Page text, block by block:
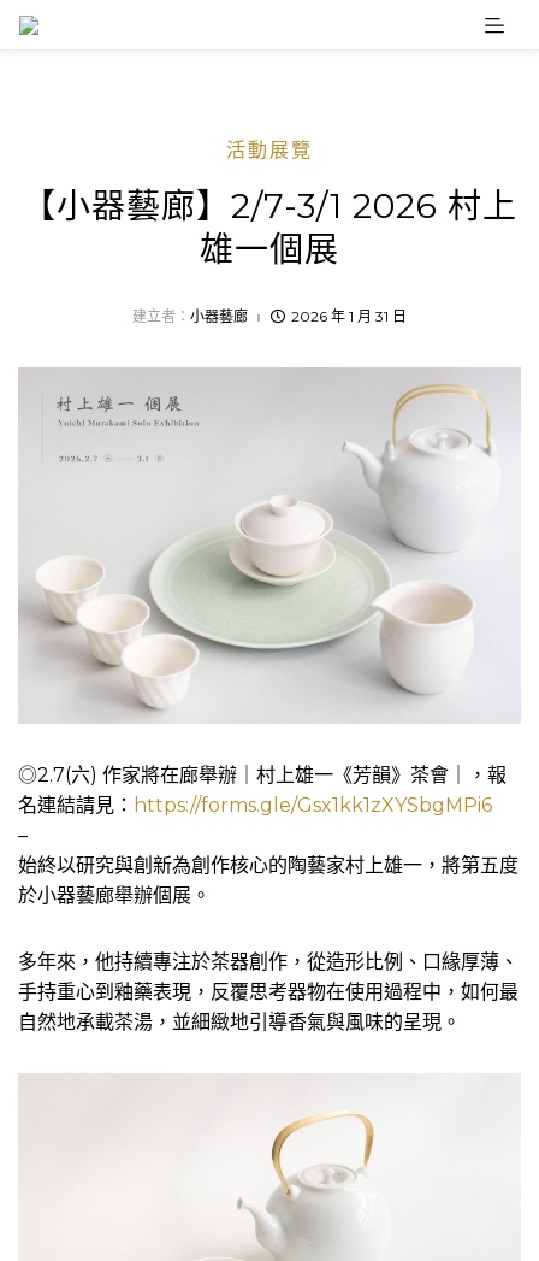
Skip
活動展覽
【小器藝廊】2/7-3/1 2026 村上
雄一個展
建立者： 小器藝廊 2026 年 1 月 31 日
◎2.7(六) 作家將在廊舉辦｜村上雄一《芳韻》茶會｜，報
名連結請見： https://forms.gle/Gsx1kk1zXYSbgMPi6
–
始終以研究與創新為創作核心的陶藝家村上雄一，將第五度
於小器藝廊舉辦個展。
多年來，他持續專注於茶器創作，從造形比例、口緣厚薄、
手持重心到釉藥表現，反覆思考器物在使用過程中，如何最
自然地承載茶湯，並細緻地引導香氣與風味的呈現。